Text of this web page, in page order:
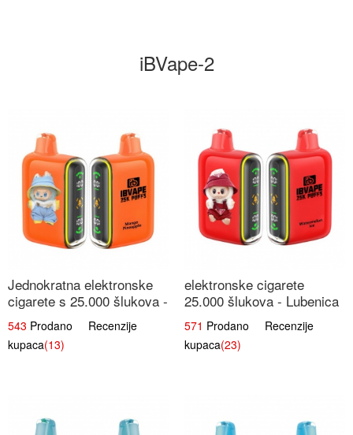
iBVape-2
Jednokratna elektronske
cigarete s 25.000 šlukova -
Mango & Ananas |
Egzotična Voćna
Mješavina
543 Prodano Recenzije
kupaca(13)
elektronske cigarete
25.000 šlukova - Lubenica
Led | Osježavajući Ljetni
Okus
571 Prodano Recenzije
kupaca(23)